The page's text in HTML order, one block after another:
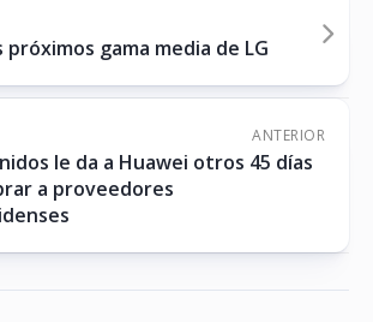
próximos gama media de LG
ANTERIOR
le da a Huawei otros 45 días
a proveedores